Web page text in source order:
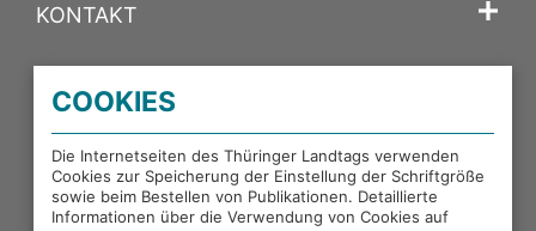
KONTAKT
PORTALE DES THÜRINGER LANDTAGS
EXTERNE LINKS
COOKIES
Die Internetseiten des Thüringer Landtags verwenden
Cookies zur Speicherung der Einstellung der Schriftgröße
sowie beim Bestellen von Publikationen. Detaillierte
Informationen über die Verwendung von Cookies auf